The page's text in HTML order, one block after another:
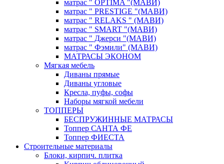
матрас " OPTIMA "(МАВИ)
матрас " PRESTIGE "(МАВИ)
матрас " RELAKS " (МАВИ)
матрас " SMART "(МАВИ)
матрас " Джерси "(МАВИ)
матрас " Фэмили" (МАВИ)
МАТРАСЫ ЭКОНОМ
Мягкая мебель
Диваны прямые
Диваны угловые
Кресла, пуфы, софы
Наборы мягкой мебели
ТОППЕРЫ
БЕСПРУЖИННЫЕ МАТРАСЫ
Топпер САНТА ФЕ
Топпер ФИЕСТА
Строительные материалы
Блоки, кирпич. плитка